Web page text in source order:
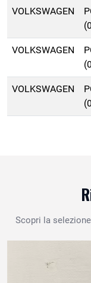
VOLKSWAGEN
VOLKSWAGEN
VOLKSWAGEN
Scopri la